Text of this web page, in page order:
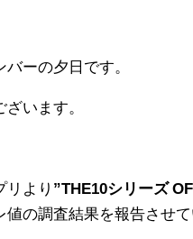
バーの夕日です。
います。
リより ”THE10シリーズ
の調査結果を報告させて